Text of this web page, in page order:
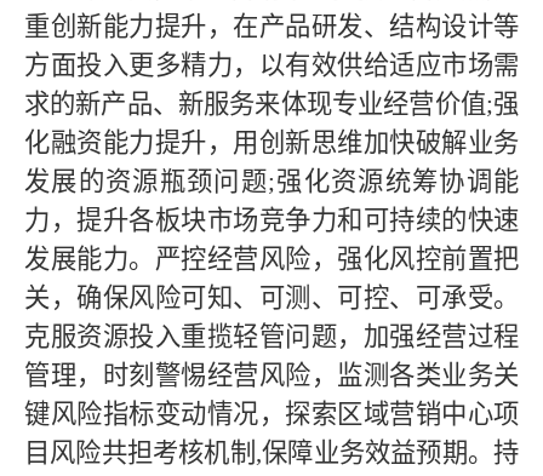
重创新能力提升，在产品研发、结构设计等
方面投入更多精力，以有效供给适应市场需
求的新产品、新服务来体现专业经营价值;强
化融资能力提升，用创新思维加快破解业务
发展的资源瓶颈问题;强化资源统筹协调能
力，提升各板块市场竞争力和可持续的快速
发展能力。严控经营风险，强化风控前置把
关，确保风险可知、可测、可控、可承受。
克服资源投入重揽轻管问题，加强经营过程
管理，时刻警惕经营风险，监测各类业务关
键风险指标变动情况，探索区域营销中心项
目风险共担考核机制,保障业务效益预期。持